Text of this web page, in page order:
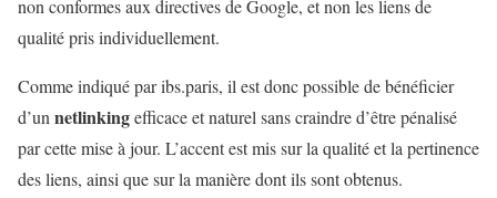
non conformes aux directives de Google, et non les liens de
qualité pris individuellement.
Comme indiqué par ibs.paris, il est donc possible de bénéficier
d’un netlinkingefficace et naturel sans craindre d’être pénalisé
par cette mise à jour. L’accent est mis sur la qualité et la pertinence
des liens, ainsi que sur la manière dont ils sont obtenus.